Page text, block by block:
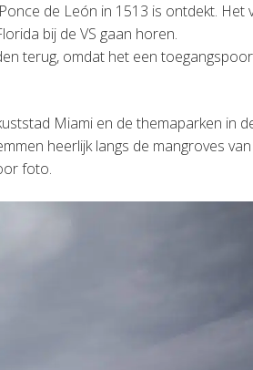
de León in 1513 is ontdekt. Het
bij de VS gaan horen.
terug, omdat het een
Miami en de themaparken in
heerlijk langs de mangroves van
foto.